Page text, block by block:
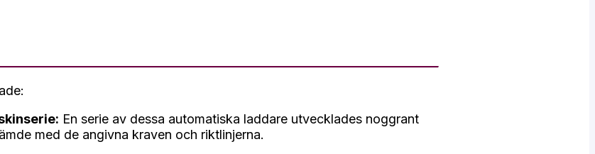
En serie av dessa automatiska laddare utvecklades noggrant
med de angivna kraven och riktlinjerna.